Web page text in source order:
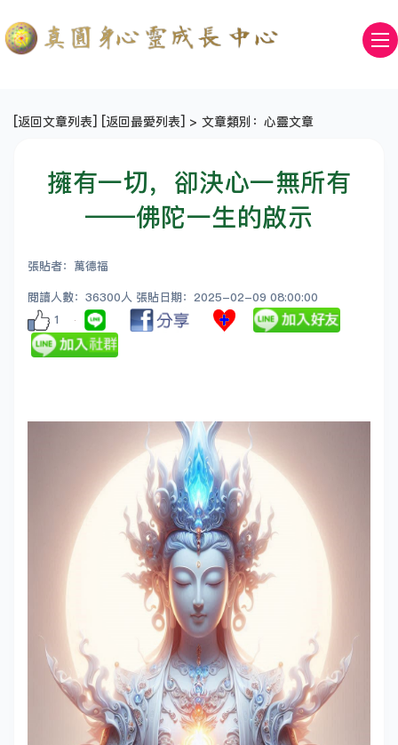
[返回文章列表] [返回最愛列表] > 文章類別：心靈文章
擁有一切，卻決心一無所有
——佛陀一生的啟示
張貼者：萬德福
閱讀人數：36300人 張貼日期：2025-02-09 08:00:00
1